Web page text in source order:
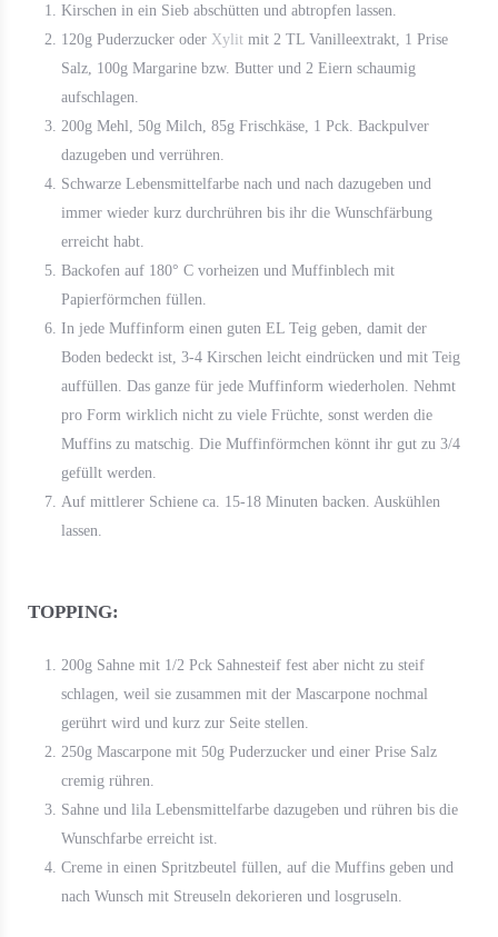
Kirschen in ein Sieb abschütten und abtropfen lassen.
120g Puderzucker oder Xylit mit 2 TL Vanilleextrakt, 1 Prise
Salz, 100g Margarine bzw. Butter und 2 Eiern schaumig
aufschlagen.
200g Mehl, 50g Milch, 85g Frischkäse, 1 Pck. Backpulver
dazugeben und verrühren.
Schwarze Lebensmittelfarbe nach und nach dazugeben und
immer wieder kurz durchrühren bis ihr die Wunschfärbung
erreicht habt.
Backofen auf 180° C vorheizen und Muffinblech mit
Papierförmchen füllen.
In jede Muffinform einen guten EL Teig geben, damit der
Boden bedeckt ist, 3-4 Kirschen leicht eindrücken und mit Teig
auffüllen. Das ganze für jede Muffinform wiederholen. Nehmt
pro Form wirklich nicht zu viele Früchte, sonst werden die
Muffins zu matschig. Die Muffinförmchen könnt ihr gut zu 3/4
gefüllt werden.
Auf mittlerer Schiene ca. 15-18 Minuten backen. Auskühlen
lassen.
TOPPING:
200g Sahne mit 1/2 Pck Sahnesteif fest aber nicht zu steif
schlagen, weil sie zusammen mit der Mascarpone nochmal
gerührt wird und kurz zur Seite stellen.
250g Mascarpone mit 50g Puderzucker und einer Prise Salz
cremig rühren.
Sahne und lila Lebensmittelfarbe dazugeben und rühren bis die
Wunschfarbe erreicht ist.
Creme in einen Spritzbeutel füllen, auf die Muffins geben und
nach Wunsch mit Streuseln dekorieren und losgruseln.